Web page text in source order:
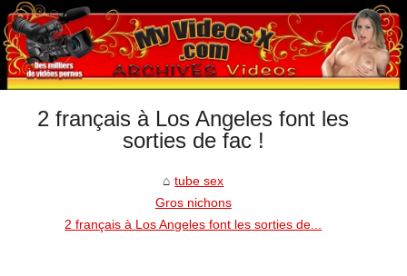
2 français à Los Angeles font les
sorties de fac !
tube sex
Gros nichons
2 français à Los Angeles font les sorties de...